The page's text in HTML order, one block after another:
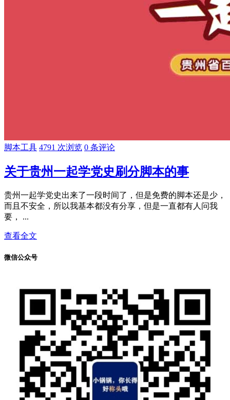
脚本工具 4791 次浏览 0 条评论
关于贵州一起学党史刷分脚本的事
贵州一起学党史出来了一段时间了，但是免费的脚本还是少，
而且不安全，所以我基本都没有分享，但是一直都有人问我
要， ...
查看全文
微信公众号